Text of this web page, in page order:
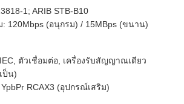
1; ARIB STB-B10
120Mbps (อนุกรม) / 15MBps (ขนาน)
ตัวเชื่อมต่อ, เครื่องรับสัญญาณเดียว
ป็น)
RCAX3 (อุปกรณ์เสริม)